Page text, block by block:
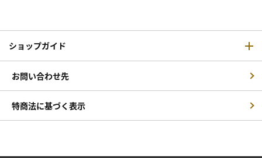
ショップガイド
お問い合わせ先
特商法に基づく表示